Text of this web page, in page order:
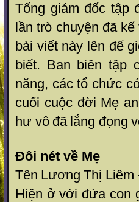
Tổng giám đốc tập
lần trò chuyện đã
bài viết này lên để
biết. Ban biên tập
năng, các tổ chức
cuối cuộc đời Mẹ
hư vô đã lắng đọng
Đôi nét về Mẹ
Tên Lương Thị Liêm
Hiện ở với đứa con